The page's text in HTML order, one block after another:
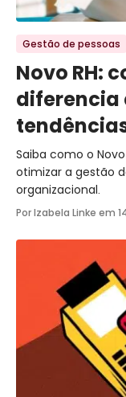
Ir para o post
Gestão de pessoas
Novo RH:
diferencia
Saiba como o
otimizar a gestão
organizacional.
Por Izabela Linke em